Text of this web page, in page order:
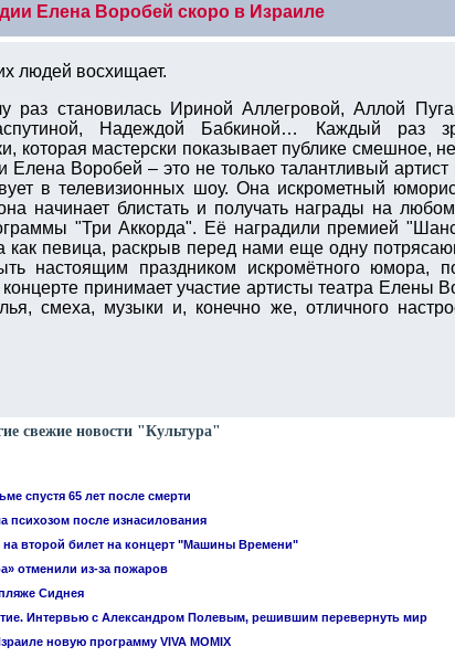
Елена Воробей скоро в Израиле
людей восхищает.
раз становилась Ириной Аллегровой, Аллой
Надеждой Бабкиной… Каждый раз
которая мастерски показывает публике смешное,
Елена Воробей – это не только талантливый
в телевизионных шоу. Она искрометный
начинает блистать и получать награды на
"Три Аккорда". Её наградили премией
певица, раскрыв перед нами еще одну
настоящим праздником искромётного юмора,
принимает участие артисты театра Елены
смеха, музыки и, конечно же, отличного
свежие новости "Культура"
спустя 65 лет после смерти
психозом после изнасилования
на второй билет на концерт "Машины Времени"
отменили из-за пожаров
Сиднея
Интервью с Александром Полевым, решившим перевернуть мир
новую программу VIVA MOMIX